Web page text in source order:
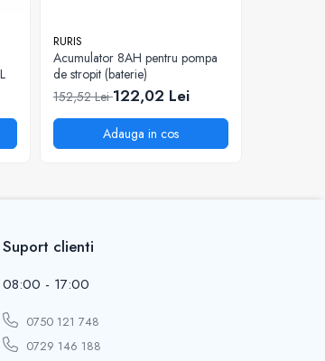
RURIS
Acumulator 8AH pentru pompa
de stropit (baterie)
152,52 Lei122,02 Lei
Adauga in cos
Suport clienti
08:00 - 17:00
0750 121 748
0729 146 188